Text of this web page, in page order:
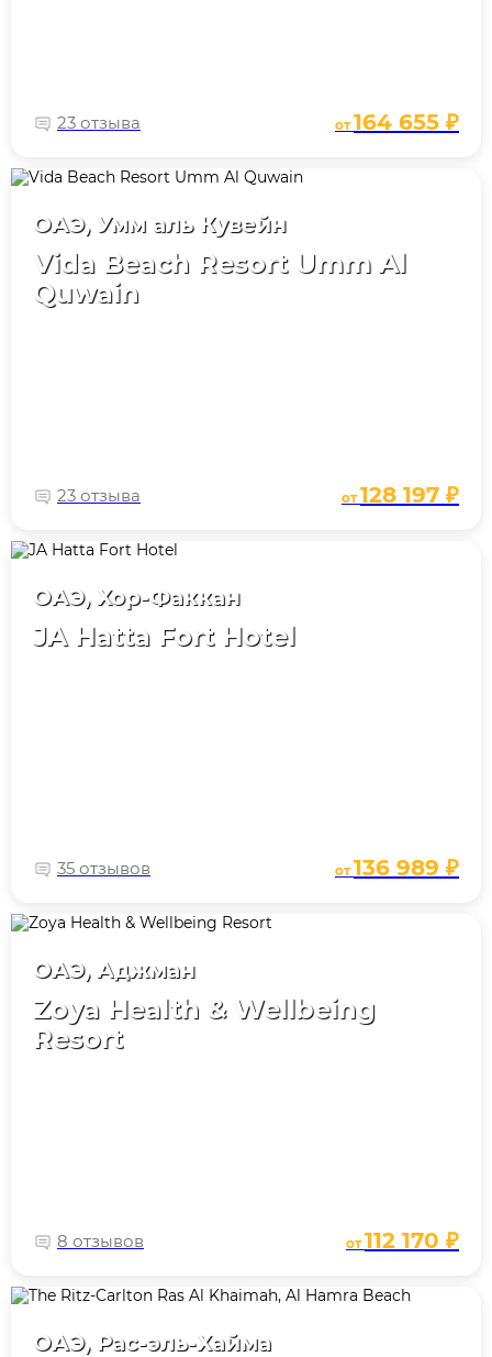
23 отзыва от164 655 ₽
ОАЭ, Умм аль Кувейн
Vida Beach Resort Umm Al
Quwain
23 отзыва от128 197 ₽
ОАЭ, Хор-Факкан
JA Hatta Fort Hotel
35 отзывов от136 989 ₽
ОАЭ, Аджман
Zoya Health & Wellbeing
Resort
8 отзывов от112 170 ₽
ОАЭ, Рас-эль-Хайма